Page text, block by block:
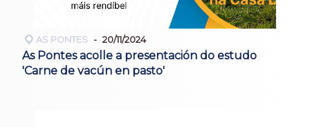
AS PONTES 20/11/2024
As Pontes acolle a presentación do estudo
'Carne de vacún en pasto'